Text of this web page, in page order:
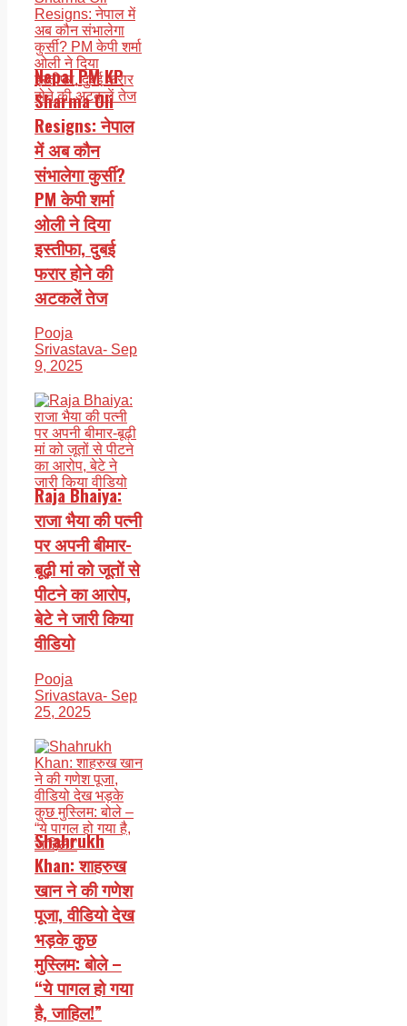
Nepal PM KP
Sharma Oli
Resigns: नेपाल
में अब कौन
संभालेगा कुर्सी?
PM केपी शर्मा
ओली ने दिया
इस्तीफा, दुबई
फरार होने की
अटकलें तेज
Pooja
Srivastava- Sep
9, 2025
Raja Bhaiya:
राजा भैया की पत्नी
पर अपनी बीमार-
बूढ़ी मां को जूतों से
पीटने का आरोप,
बेटे ने जारी किया
वीडियो
Pooja
Srivastava- Sep
25, 2025
Shahrukh
Khan: शाहरुख
खान ने की गणेश
पूजा, वीडियो देख
भड़के कुछ
मुस्लिम: बोले –
“ये पागल हो गया
है, जाहिल!”